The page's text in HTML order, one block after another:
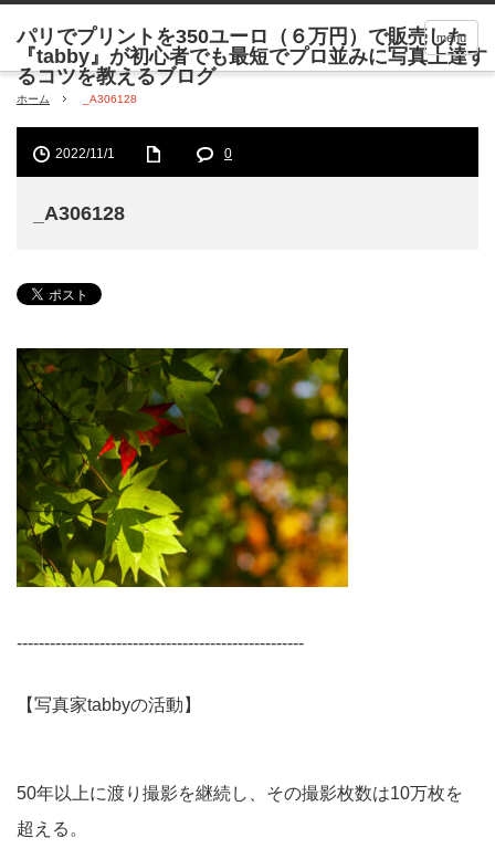
menu
ホーム _A306128
2022/11/1 0
_A306128
----------------------------------------------------
【写真家tabbyの活動】
50年以上に渡り撮影を継続し、その撮影枚数は10万枚を
超える。